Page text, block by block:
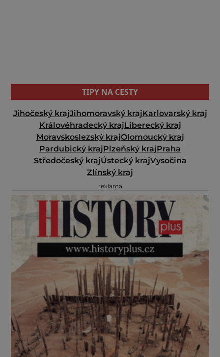
TIPY NA CESTY
Jihočeský krajJihomoravský krajKarlovarský kraj
Královéhradecký krajLiberecký kraj
Moravskoslezský krajOlomoucký kraj
Pardubický krajPlzeňský krajPraha
Středočeský krajÚstecký krajVysočina
Zlínský kraj
reklama